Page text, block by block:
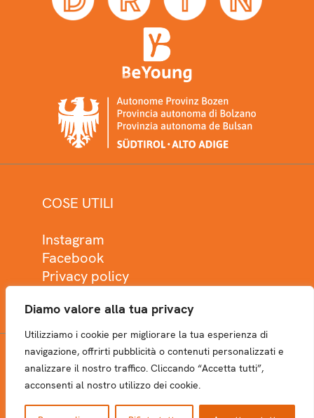
Diamo valore alla tua privacy
Utilizziamo i cookie per migliorare la tua esperienza di
navigazione, offrirti pubblicità o contenuti personalizzati e
analizzare il nostro traffico. Cliccando “Accetta tutti”,
acconsenti al nostro utilizzo dei cookie.
COSE UTILI
Instagram
Facebook
Privacy policy
NEWSLETTER